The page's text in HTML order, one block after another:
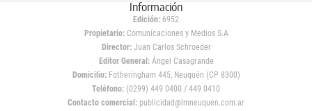
Información
Edición: 6952
Propietario:Comunicaciones y Medios S.A
Director: Juan Carlos Schroeder
Editor General:Ángel Casagrande
Domicilio:Fotheringham 445, Neuquén (CP 8300)
Teléfono: (0299) 449 0400 / 449 0410
Contacto comercial: publicidad@lmneuquen.com.ar